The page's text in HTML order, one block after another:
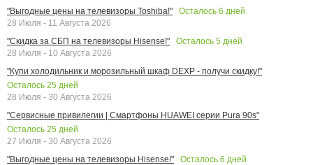
"Выгодные цены на телевизоры Toshiba!"
Осталось 6 дней
28 Июля - 11 Августа 2026
"Скидка за СБП на телевизоры Hisense!"
Осталось 5 дней
28 Июля - 10 Августа 2026
"Купи холодильник и морозильный шкаф DEXP - получи скидку!"
Осталось 25 дней
28 Июля - 30 Августа 2026
"Сервисные привилегии | Смартфоны HUAWEI серии Pura 90s"
Осталось 25 дней
27 Июля - 30 Августа 2026
"Выгодные цены на телевизоры Hisense!"
Осталось 6 дней